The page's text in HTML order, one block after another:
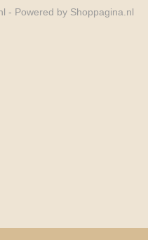
- Powered by Shoppagina.nl